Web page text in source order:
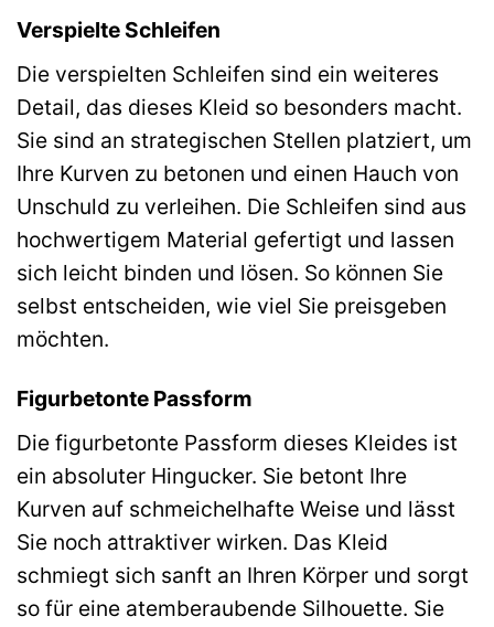
Verspielte Schleifen
Die verspielten Schleifen sind ein weiteres
Detail, das dieses Kleid so besonders macht.
Sie sind an strategischen Stellen platziert, um
Ihre Kurven zu betonen und einen Hauch von
Unschuld zu verleihen. Die Schleifen sind aus
hochwertigem Material gefertigt und lassen
sich leicht binden und lösen. So können Sie
selbst entscheiden, wie viel Sie preisgeben
möchten.
Figurbetonte Passform
Die figurbetonte Passform dieses Kleides ist
ein absoluter Hingucker. Sie betont Ihre
Kurven auf schmeichelhafte Weise und lässt
Sie noch attraktiver wirken. Das Kleid
schmiegt sich sanft an Ihren Körper und sorgt
so für eine atemberaubende Silhouette. Sie